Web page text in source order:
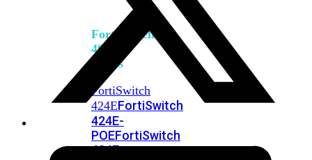
FortiSwitch
400
Series
FortiSwitch
424EFortiSwitch
424E-
POEFortiSwitch
424E-